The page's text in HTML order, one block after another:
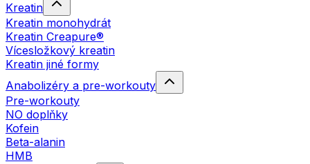
Kreatin
Kreatin monohydrát
Kreatin Creapure®
Vícesložkový kreatin
Kreatin jiné formy
Anabolizéry a pre-workouty
Pre-workouty
NO doplňky
Kofein
Beta-alanin
HMB